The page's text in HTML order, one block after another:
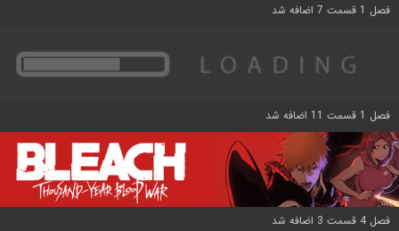
فصل 1 قسمت 7 اضافه شد
فصل 1 قسمت 11 اضافه شد
فصل 4 قسمت 3 اضافه شد